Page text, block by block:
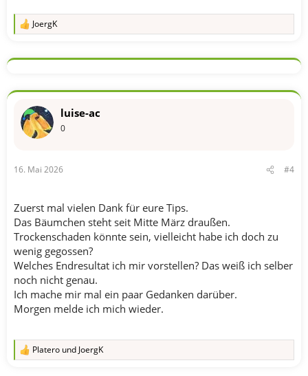
R
k
o
e
n
JoergK
luise-ac
0
16. Mai 2026 #4
Zuerst mal vielen Dank für eure Tips.
Das Bäumchen steht seit Mitte März draußen.
Trockenschaden könnte sein, vielleicht habe ich doch zu
wenig gegossen?
Welches Endresultat ich mir vorstellen? Das weiß ich selber
noch nicht genau.
Ich mache mir mal ein paar Gedanken darüber.
Morgen melde ich mich wieder.
R
Platero und JoergK